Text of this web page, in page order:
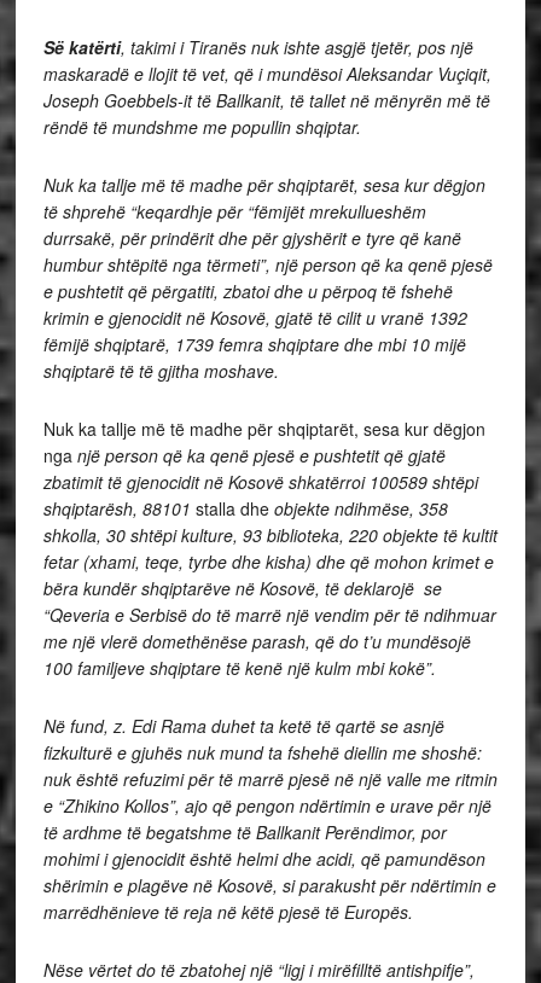
Së katërti, takimi i Tiranës nuk ishte asgjë tjetër, pos një
maskaradë e llojit të vet, që i mundësoi Aleksandar Vuçiqit,
Joseph Goebbels-it të Ballkanit, të tallet në mënyrën më të
rëndë të mundshme me popullin shqiptar.
Nuk ka tallje më të madhe për shqiptarët, sesa kur dëgjon
të shprehë “keqardhje për “fëmijët mrekullueshëm
durrsakë, për prindërit dhe për gjyshërit e tyre që kanë
humbur shtëpitë nga tërmeti”, një person që ka qenë pjesë
e pushtetit që përgatiti, zbatoi dhe u përpoq të fshehë
krimin e gjenocidit në Kosovë, gjatë të cilit u vranë 1392
fëmijë shqiptarë, 1739 femra shqiptare dhe mbi 10 mijë
shqiptarë të të gjitha moshave.
Nuk ka tallje më të madhe për shqiptarët, sesa kur dëgjon
nga një person që ka qenë pjesë e pushtetit që gjatë
zbatimit të gjenocidit në Kosovë shkatërroi 100589 shtëpi
shqiptarësh, 88101 stalla dhe objekte ndihmëse, 358
shkolla, 30 shtëpi kulture, 93 biblioteka, 220 objekte të kultit
fetar (xhami, teqe, tyrbe dhe kisha) dhe që mohon krimet e
bëra kundër shqiptarëve në Kosovë, të deklarojë se
“Qeveria e Serbisë do të marrë një vendim për të ndihmuar
me një vlerë domethënëse parash, që do t’u mundësojë
100 familjeve shqiptare të kenë një kulm mbi kokë”.
Në fund, z. Edi Rama duhet ta ketë të qartë se asnjë
fizkulturë e gjuhës nuk mund ta fshehë diellin me shoshë:
nuk është refuzimi për të marrë pjesë në një valle me ritmin
e “Zhikino Kollos”, ajo që pengon ndërtimin e urave për një
të ardhme të begatshme të Ballkanit Perëndimor, por
mohimi i gjenocidit është helmi dhe acidi, që pamundëson
shërimin e plagëve në Kosovë, si parakusht për ndërtimin e
marrëdhënieve të reja në këtë pjesë të Europës.
Nëse vërtet do të zbatohej një “ligj i mirëfilltë antishpifje”,